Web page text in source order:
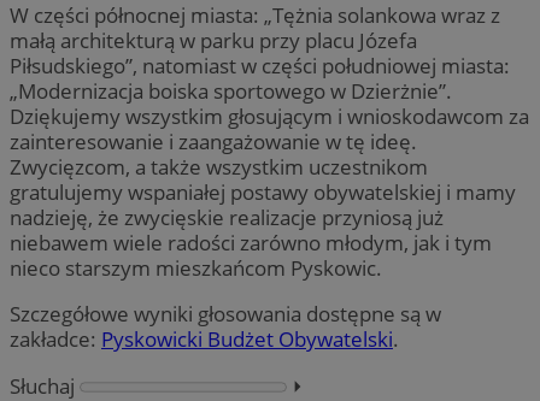
W części północnej miasta: „Tężnia solankowa wraz z
małą architekturą w parku przy placu Józefa
Piłsudskiego”, natomiast w części południowej miasta:
„Modernizacja boiska sportowego w Dzierżnie”.
Dziękujemy wszystkim głosującym i wnioskodawcom za
zainteresowanie i zaangażowanie w tę ideę.
Zwycięzcom, a także wszystkim uczestnikom
gratulujemy wspaniałej postawy obywatelskiej i mamy
nadzieję, że zwycięskie realizacje przyniosą już
niebawem wiele radości zarówno młodym, jak i tym
nieco starszym mieszkańcom Pyskowic.
Szczegółowe wyniki głosowania dostępne są w
zakładce: Pyskowicki Budżet Obywatelski.
Słuchaj
⏵︎